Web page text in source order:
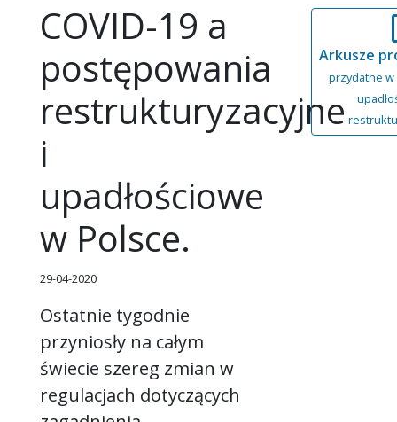
COVID-19 a
postępowania
restrukturyzacyjne
i
upadłościowe
w Polsce.
29-04-2020
Ostatnie tygodnie
przyniosły na całym
świecie szereg zmian w
regulacjach dotyczących
Arkusze
przydatne